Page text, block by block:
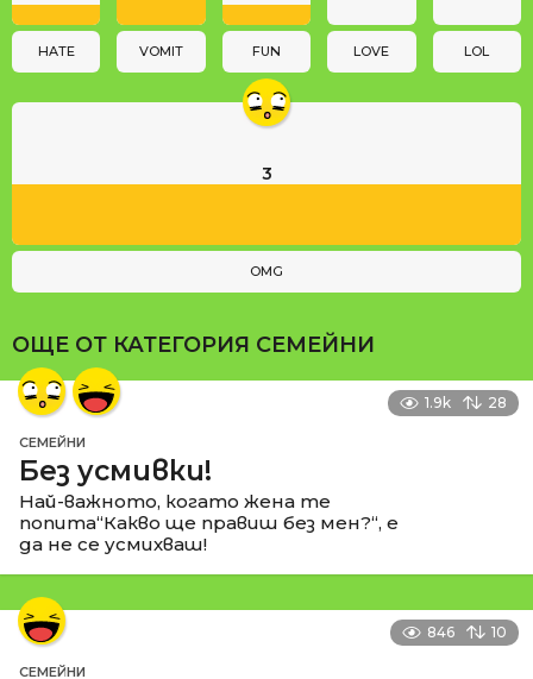
o
HATE VOMIT FUN LOVE LOL
3
OMG
ОЩЕ ОТ КАТЕГОРИЯ СЕМЕЙНИ
1.9k 28
СЕМЕЙНИ
Без усмивки!
Най-важното, когато жена те
попита“Какво ще правиш без мен?“, е
да не се усмихваш!
846 10
СЕМЕЙНИ